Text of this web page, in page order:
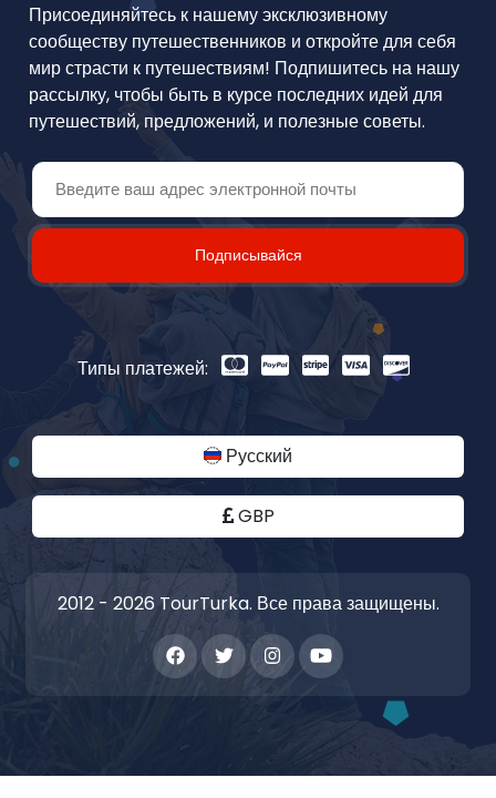
Присоединяйтесь к нашему эксклюзивному
сообществу путешественников и откройте для себя
мир страсти к путешествиям! Подпишитесь на нашу
рассылку, чтобы быть в курсе последних идей для
путешествий, предложений, и полезные советы.
Подписывайся
Типы платежей:
Русский
GBP
2012 - 2026 TourTurka. Все права защищены.